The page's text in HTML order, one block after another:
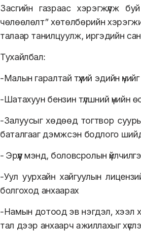
Засгийн газраас хэрэгжүүлж
чөлөөлөлт” хөтөлбөрийн
талаар танилцуулж, иргэдийн
Тухайлбал:
-Малын гаралтай түүхий эдийн үнийг
-Шатахуун бензин түлшний үнийн
-Залуусыг хөдөөд тогтвор
баталгааг дэмжсэн бодлого
- Эрүүл мэнд, боловсролын
-Уул уурхайн хайгуулын
болгоход анхаарах
-Намын дотоод эв нэгдэл, хээл
тал дээр анхаарч ажиллахыг